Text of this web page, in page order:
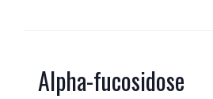
Alpha-fucosidose